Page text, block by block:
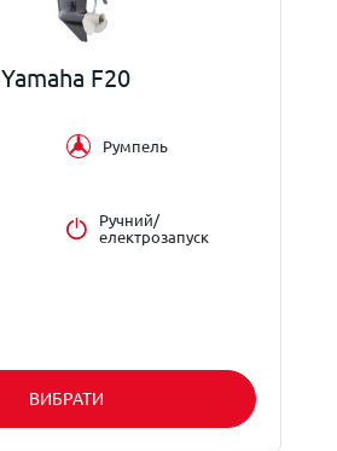
Yamaha F20
Румпель
Ручний/
електрозапуск
ВИБРАТИ